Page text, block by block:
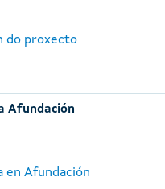
do proxecto
Afundación
en Afundación